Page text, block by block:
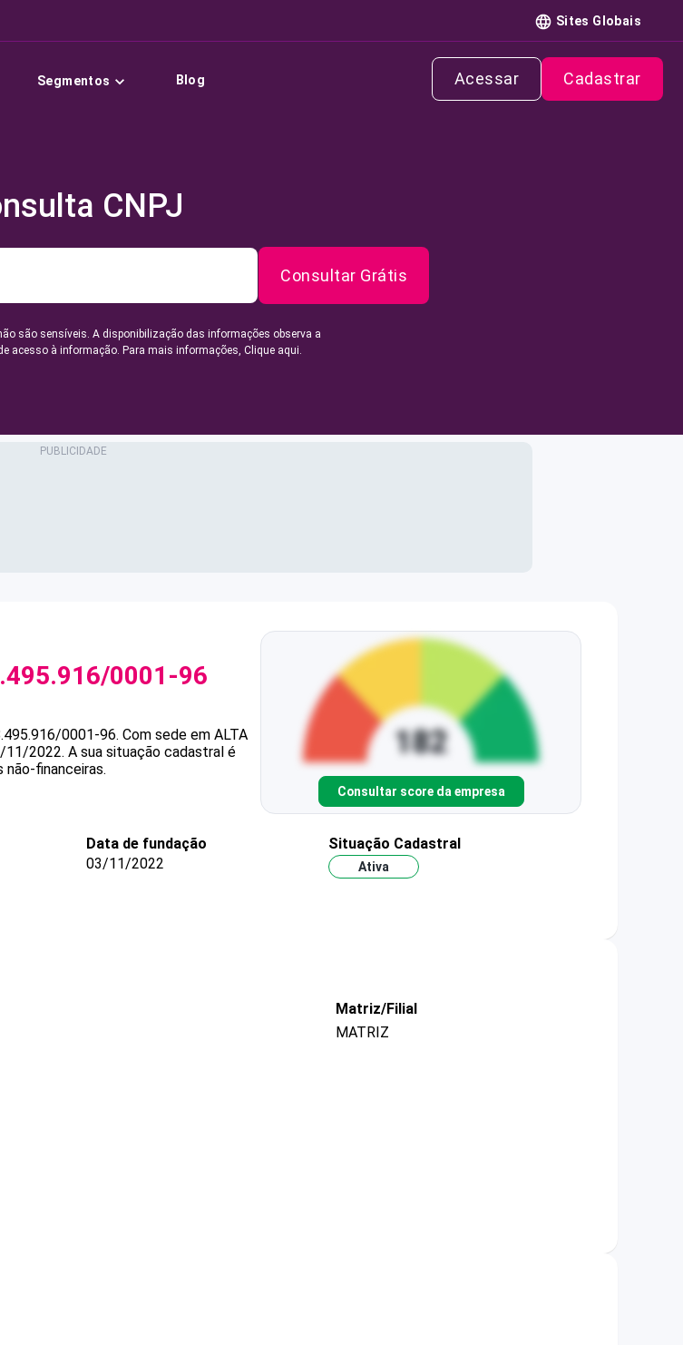
Sites Globais
Segmentos Blog Acessar Cadastrar
CNPJ
Consultar Grátis
são sensíveis. A disponibilização das informações observa a
acesso à informação. Para mais informações, Clique aqui.
0001-96
0001-96. Com sede em ALTA
11/2022. A sua situação cadastral é
financeiras.
Consultar score da empresa
Data de fundação
03/11/2022
Situação Cadastral
Ativa
Matriz/Filial
MATRIZ